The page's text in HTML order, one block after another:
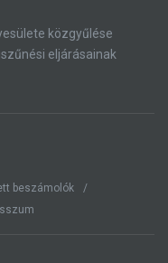
közgyűlése
eljárásainak
beszámolók